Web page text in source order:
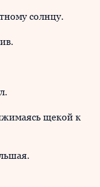
солнцу.
щекой к